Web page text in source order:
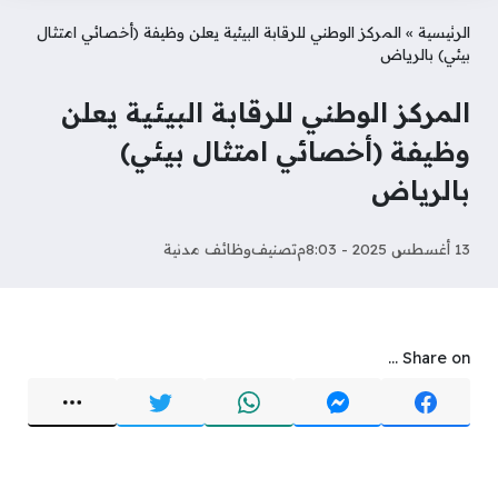
الرئيسية » المركز الوطني للرقابة البيئية يعلن وظيفة (أخصائي امتثال
بيئي) بالرياض
المركز الوطني للرقابة البيئية يعلن
وظيفة (أخصائي امتثال بيئي)
بالرياض
13 أغسطس 2025 - 8:03م تصنيفوظائف مدنية
Share on ...